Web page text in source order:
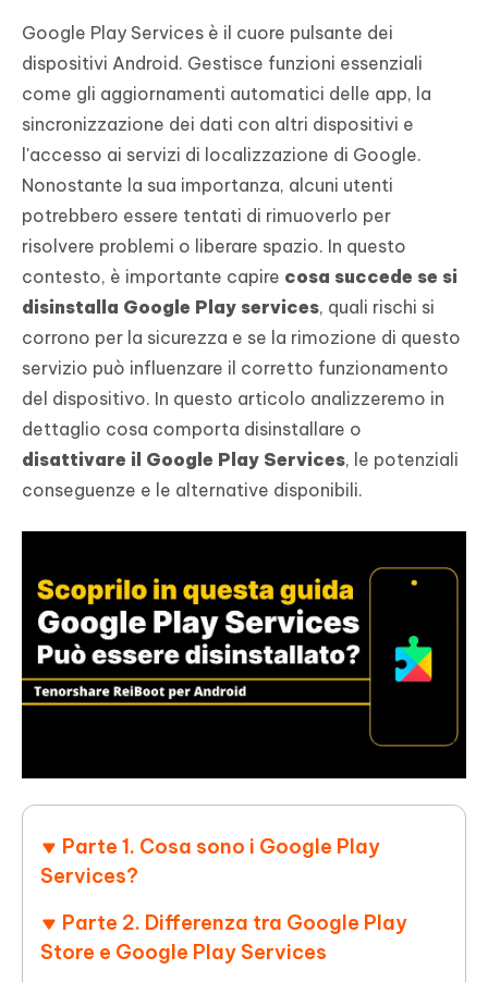
Google Play Services è il cuore pulsante dei
dispositivi Android. Gestisce funzioni essenziali
come gli aggiornamenti automatici delle app, la
sincronizzazione dei dati con altri dispositivi e
l'accesso ai servizi di localizzazione di Google.
Nonostante la sua importanza, alcuni utenti
potrebbero essere tentati di rimuoverlo per
risolvere problemi o liberare spazio. In questo
contesto, è importante capire cosa succede se si
disinstalla Google Play services, quali rischi si
corrono per la sicurezza e se la rimozione di questo
servizio può influenzare il corretto funzionamento
del dispositivo. In questo articolo analizzeremo in
dettaglio cosa comporta disinstallare o
disattivare il Google Play Services, le potenziali
conseguenze e le alternative disponibili.
Parte 1. Cosa sono i Google Play
Services?
Parte 2. Differenza tra Google Play
Store e Google Play Services